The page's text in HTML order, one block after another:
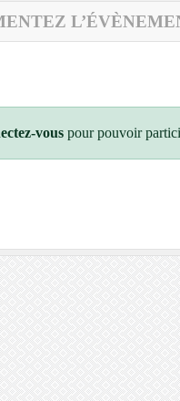
vouspour pouvoir